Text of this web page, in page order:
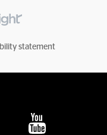
statement